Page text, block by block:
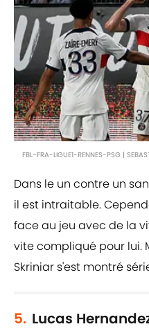
FBL-FRA-LIGUE1-RENNES-PSG |
Dans le un contre un
il est intraitable.
face au jeu avec de la
vite compliqué pour lui.
Skriniar s'est montré
5. Lucas